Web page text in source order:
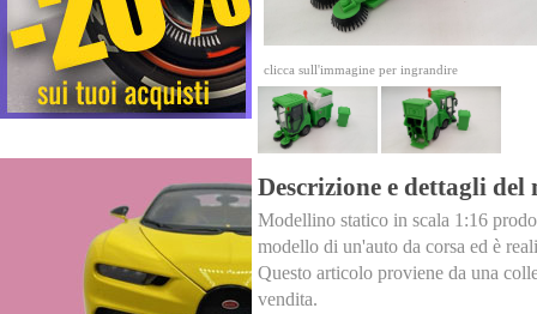
clicca sull'immagine per ingrandire
Descrizione e dettagli del
Modellino statico in scala 1:16
modello di un'auto da corsa ed è
Questo articolo proviene da una
vendita.